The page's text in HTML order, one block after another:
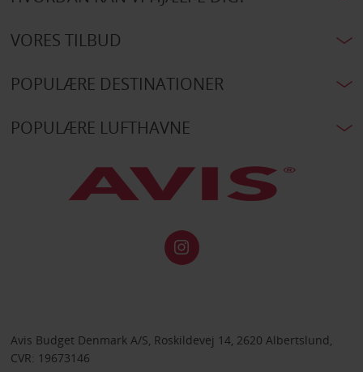
VORES TILBUD
POPULÆRE DESTINATIONER
POPULÆRE LUFTHAVNE
Avis Budget Denmark A/S, Roskildevej 14, 2620 Albertslund,
CVR: 19673146